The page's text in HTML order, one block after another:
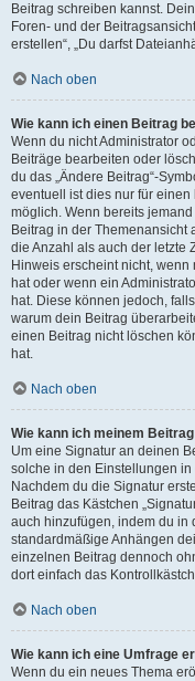
Beitrag schreiben kannst.
Foren- und der
erstellen“, „Du darfst
Nach oben
Wie kann ich einen Beitrag
Wenn du nicht Administrator
Beiträge bearbeiten oder
du das „Ändere Beitrag“-
eventuell ist dies nur für
möglich. Wenn bereits
Beitrag in der Themenansicht
die Anzahl als auch der letzte
Hinweis erscheint nicht,
hat oder wenn ein
hat. Diese können jedoch,
warum dein Beitrag
einen Beitrag nicht löschen
hat.
Nach oben
Wie kann ich meinem
Um eine Signatur an deinen
solche in den Einstellungen
Nachdem du die Signatur
Beitrag das Kästchen
auch hinzufügen, indem du in
standardmäßige Anhängen
einzelnen Beitrag dennoch
dort einfach das
Nach oben
Wie kann ich eine Umfrage
Wenn du ein neues Thema